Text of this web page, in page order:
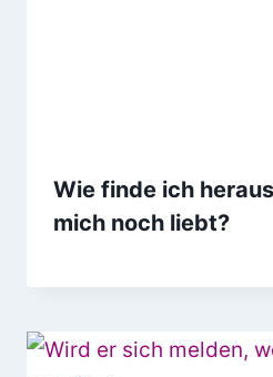
Wie finde ich
mich noch liebt?